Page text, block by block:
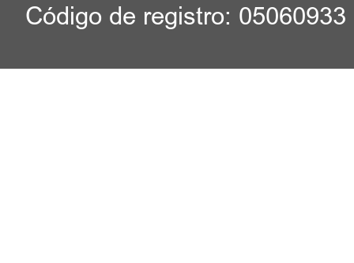
Código de registro: 05060933